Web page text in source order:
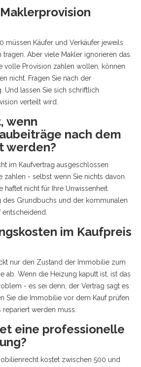
müssen Käufer und Verkäufer jeweils
Aber viele Makler ignorieren das.
volle Provision zahlen wollen, können
nicht. Fragen Sie nach der
Und lassen Sie sich schriftlich
verteilt wird.
wenn
nach dem
werden?
im Kaufvertrag ausgeschlossen
zahlen - selbst wenn Sie nichts davon
haftet nicht für Ihre Unwissenheit.
des Grundbuchs und der kommunalen
im Kaufpreis
nur den Zustand der Immobilie zum
ab. Wenn die Heizung kaputt ist, ist das
- es sei denn, der Vertrag sagt es
Sie die Immobilie vor dem Kauf prüfen.
repariert werden muss.
eine professionelle
kostet zwischen 500 und